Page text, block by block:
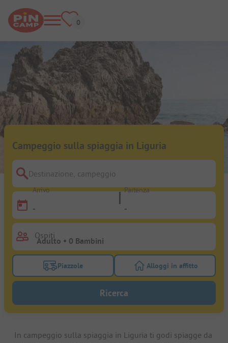
Campeggio sulla spiaggia in Liguria
Destinazione, campeggio
Arrivo
-
Partenza
-
Ospiti
Attivare il filtro piazzole per cercare piazzole
Piazzole Attivare il filtro
Alloggi in affitto
Ricerca
In campeggio sulla spiaggia in Liguria ti godi spiagge da